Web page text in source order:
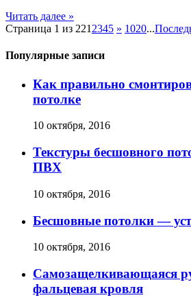
Читать далее »
Страница 1 из 221 2345 » 1020...
Популярные записи
Как правильно
потолке
10 октября, 2016
Текстуры бесшовного
ПВХ
10 октября, 2016
Бесшовные потолки —
10 октября, 2016
Самозащелкивающаяся
фальцевая кровля